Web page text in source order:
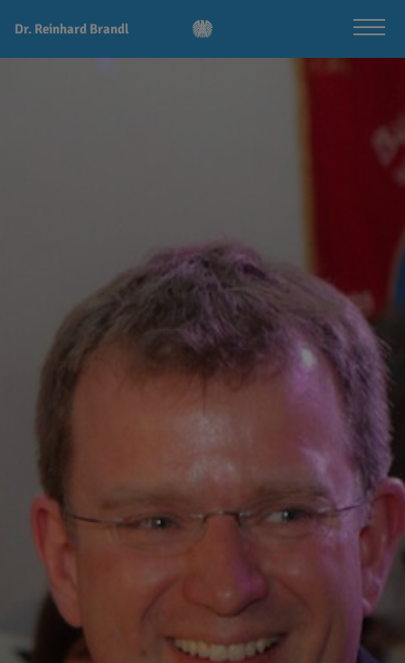
Dr. Reinhard Brandl